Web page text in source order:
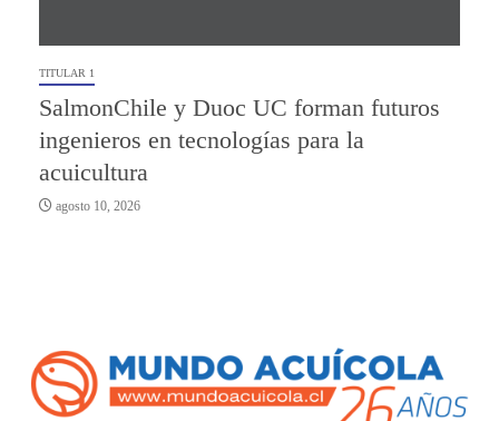
TITULAR 1
SalmonChile y Duoc UC forman futuros
ingenieros en tecnologías para la
acuicultura
agosto 10, 2026